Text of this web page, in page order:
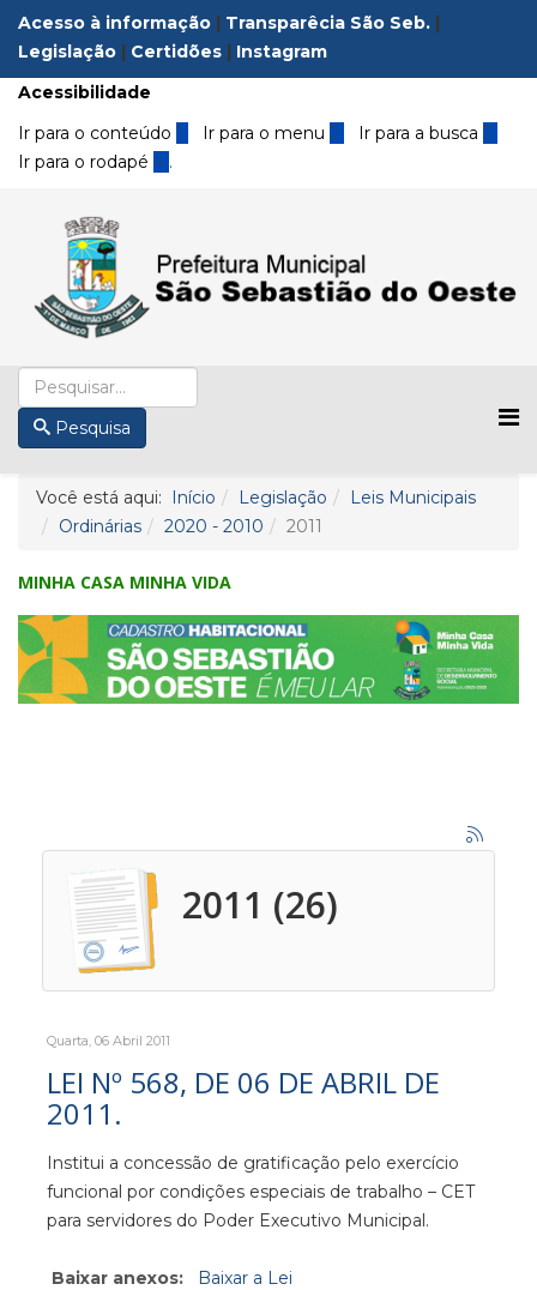
Acesso à informação | Transparêcia São Seb. |
Legislação | Certidões | Instagram
Acessibilidade
Ir para o conteúdo 1 Ir para o menu 2 Ir para a busca3
Ir para o rodapé 4 .
Pesquisa
Você está aqui: Início Legislação
Leis Municipais
Ordinárias
2020 - 2010 2011
MINHA CASA MINHA VIDA
2011 (26)
Quarta, 06 Abril 2011
LEI Nº 568, DE 06 DE ABRIL DE
2011.
Institui a concessão de gratificação pelo exercício
funcional por condições especiais de trabalho – CET
para servidores do Poder Executivo Municipal.
Baixar anexos: Baixar a Lei